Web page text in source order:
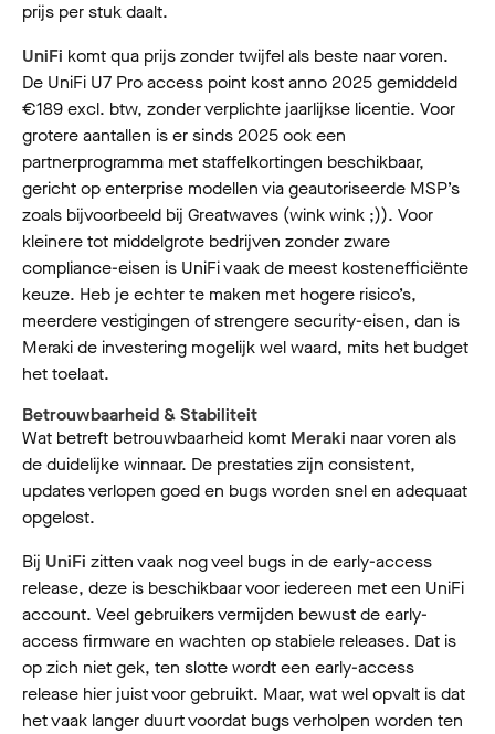
prijs per stuk daalt.
UniFi komt qua prijs zonder twijfel als beste naar voren.
De UniFi U7 Pro access point kost anno 2025 gemiddeld
€189 excl. btw, zonder verplichte jaarlijkse licentie. Voor
grotere aantallen is er sinds 2025 ook een
partnerprogramma met staffelkortingen beschikbaar,
gericht op enterprise modellen via geautoriseerde MSP’s
zoals bijvoorbeeld bij Greatwaves (wink wink ;)). Voor
kleinere tot middelgrote bedrijven zonder zware
compliance-eisen is UniFi vaak de meest kostenefficiënte
keuze. Heb je echter te maken met hogere risico’s,
meerdere vestigingen of strengere security-eisen, dan is
Meraki de investering mogelijk wel waard, mits het budget
het toelaat.
Betrouwbaarheid & Stabiliteit
Wat betreft betrouwbaarheid komt Meraki naar voren als
de duidelijke winnaar. De prestaties zijn consistent,
updates verlopen goed en bugs worden snel en adequaat
opgelost.
Bij UniFi zitten vaak nog veel bugs in de early-access
release, deze is beschikbaar voor iedereen met een UniFi
account. Veel gebruikers vermijden bewust de early-
access firmware en wachten op stabiele releases. Dat is
op zich niet gek, ten slotte wordt een early-access
release hier juist voor gebruikt. Maar, wat wel opvalt is dat
het vaak langer duurt voordat bugs verholpen worden ten